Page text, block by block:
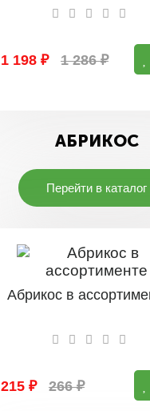
1 198 ₽ 1 286 ₽
АБРИКОС
Перейти в каталог
Абрикос в
215 ₽ 266 ₽